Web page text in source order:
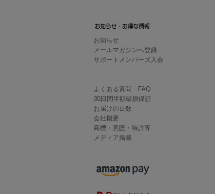
お知らせ
メールマガジンへ登録
サポートメンバーズ入会
よくある質問 FAQ
30日間半額破損保証
お届けの日数
会社概要
商標・意匠・特許等
メディア掲載